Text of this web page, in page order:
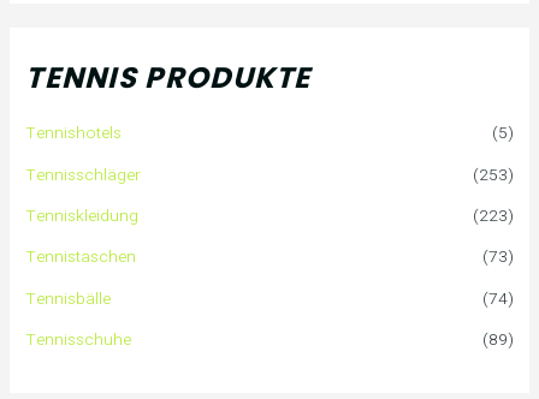
n
a
c
h
TENNIS PRODUKTE
Tennishotels
(5)
Tennisschläger
(253)
Tenniskleidung
(223)
Tennistaschen
(73)
Tennisbälle
(74)
Tennisschuhe
(89)
e
i
s
e
i
s